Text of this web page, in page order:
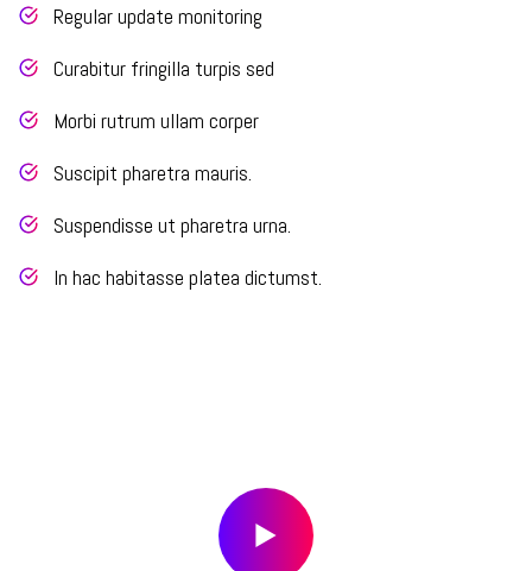
Regular update monitoring
Curabitur fringilla turpis sed
Morbi rutrum ullam corper
Suscipit pharetra mauris.
Suspendisse ut pharetra urna.
In hac habitasse platea dictumst.